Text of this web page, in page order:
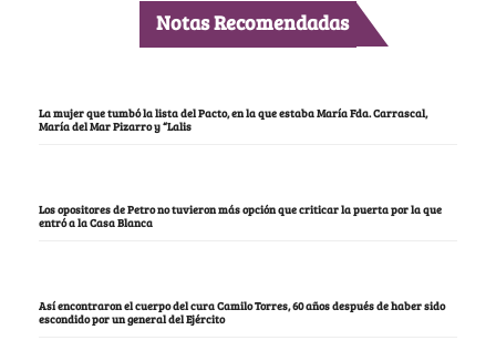
Notas Recomendadas
La mujer que tumbó la lista del Pacto, en la que estaba María Fda. Carrascal,
María del Mar Pizarro y “Lalis
Los opositores de Petro no tuvieron más opción que criticar la puerta por la que
entró a la Casa Blanca
Así encontraron el cuerpo del cura Camilo Torres, 60 años después de haber sido
escondido por un general del Ejército